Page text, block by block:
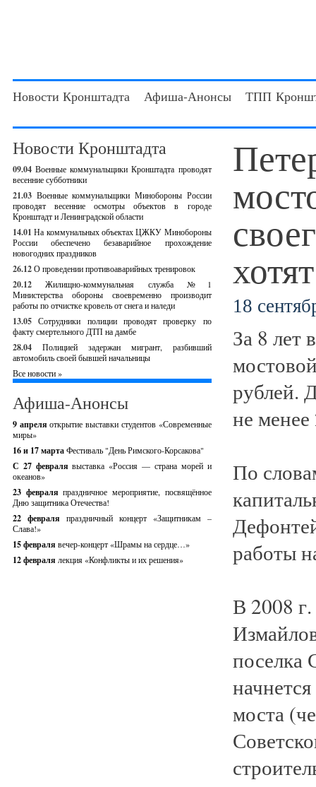
Новости Кронштадта Афиша-Анонсы ТПП
Новости Кронштадта
09.04 Военные коммунальщики Кронштадта проводят
весенние субботники
21.03 Военные коммунальщики Минобороны России
проводят весенние осмотры объектов в городе
Кронштадт и Ленинградской области
14.01 На коммунальных объектах ЦЖКУ Минобороны
России обеспечено безаварийное прохождение
новогодних праздников
26.12О проведении противоаварийных тренировок
20.12
Жилищно-коммунальная служба №1
Министерства обороны своевременно производит
работы по отчистке кровель от снега и наледи
13.05 Сотрудники полиции проводят проверку по
факту смертельного ДТП на дамбе
28.04
Полицией задержан мигрант, разбивший
автомобиль своей бывшей начальницы
Все новости »
Афиша-Анонсы
9 апреляоткрытие выставки студентов «Современные
миры»
16 и 17 мартаФестиваль "День Римского-Корсакова"
С 27 февралявыставка «Россия — страна морей и
океанов»
23 февраляпраздничное мероприятие, посвящённое
Дню защитника Отечества!
22 февраля праздничный концерт «Защитникам –
Слава!»
15 февраля вечер-концерт «Шрамы на сердце…»
12 февраля лекция «Конфликты и их решения»
18
За 8 лет
рублей.
не
По
работы
В 2008
поселка
моста